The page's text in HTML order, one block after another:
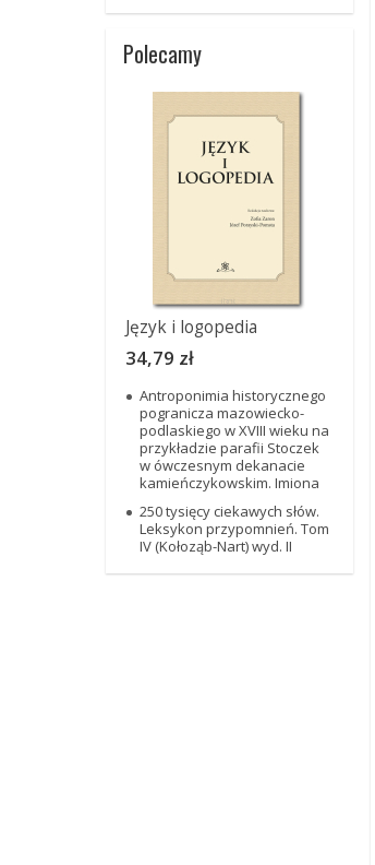
Polecamy
Język i logopedia
34,79 zł
Antroponimia historycznego
pogranicza mazowiecko-
podlaskiego w XVIII wieku na
przykładzie parafii Stoczek
w ówczesnym dekanacie
kamieńczykowskim. Imiona
250 tysięcy ciekawych słów.
Leksykon przypomnień. Tom
IV (Kołoząb-Nart) wyd. II